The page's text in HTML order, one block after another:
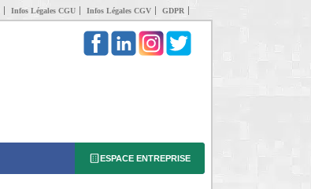
Infos Légales CGU Infos Légales CGV GDPR
ESPACE ENTREPRISE